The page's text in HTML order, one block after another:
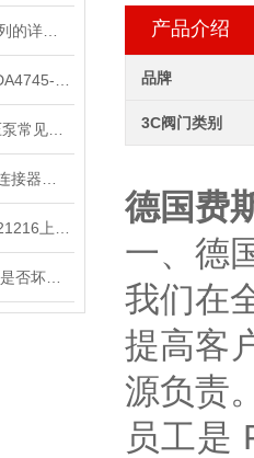
产品介绍
品牌
3C阀门类别
德国费
一、德
我们在
提高客
源负责
员工是